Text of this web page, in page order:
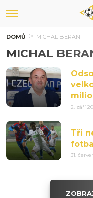
DOMŮ MICHAL BERAN
MICHAL
2. září
Tři
31.